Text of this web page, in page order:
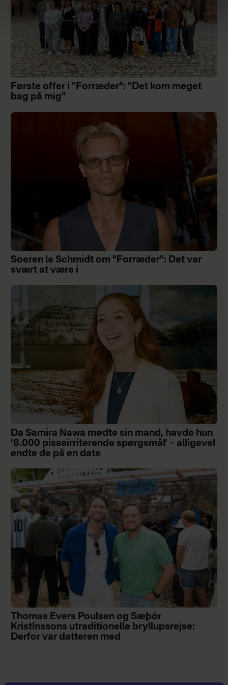
Første offer i "Forræder": "Det kom meget
bag på mig"
Soeren le Schmidt om "Forræder": Det var
svært at være i
Da Samira Nawa mødte sin mand, havde hun
’6.000 pisseirriterende spørgsmål’ – alligevel
endte de på en date
Thomas Evers Poulsen og Sæþór
Kristínssons utraditionelle bryllupsrejse:
Derfor var datteren med